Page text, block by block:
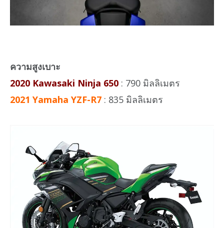
ความสูงเบาะ
2020 Kawasaki Ninja 650 : 790 มิลลิเมตร
2021 Yamaha YZF-R7 : 835 มิลลิเมตร